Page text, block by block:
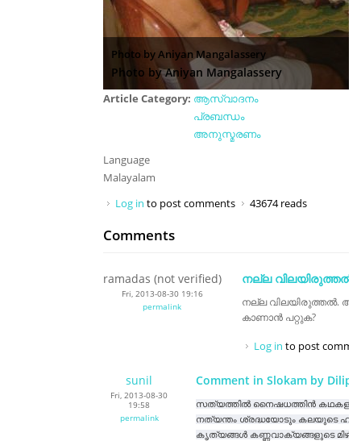
Photo by Aniyan Mangalassery
Photo by Aniyan Mangalassery
Article Category: ആസ്വാദനം
പ്രബന്ധം
അനുസ്മരണം
Language
Malayalam
Log in to post comments 43674 reads
Comments
ramadas (not verified)
Fri, 2013-08-30 19:16
permalink
നല്ല
നല്ല വിലയിരുത്തല്‍.
കാണാന്‍ പറ്റുക?
Log in to post
sunil
Fri, 2013-08-30
19:58
permalink
Comment in Slokam by Dilip
സത്യത്തിൽ നൈഷധത്തിൻ
നത്യന്തം ശ്രദ്ധയോടും കലയുടെ
കൃത്യങ്ങൾ കണ്ണവാക്യങ്ങളുടെ